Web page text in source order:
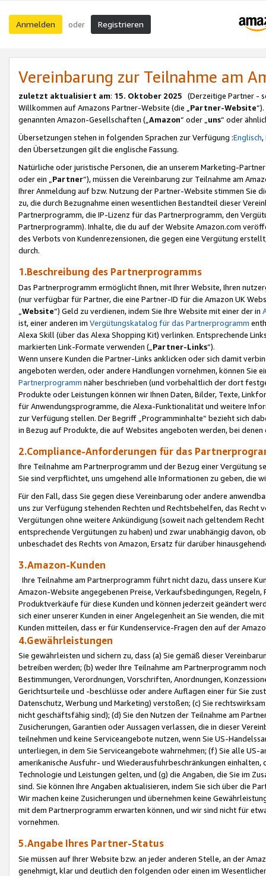
Anmelden oder Registrieren
Vereinbarung zur Teilnahme am
zuletzt aktualisiert am: 15. Oktober 2025 (Derzeitige Partner -
Willkommen auf Amazons Partner-Website (die „Partner-Website
genannten Amazon-Gesellschaften („Amazon“ oder „uns“ oder
Übersetzungen stehen in folgenden Sprachen zur Verfügung :Englisch,
den Übersetzungen gilt die englische Fassung.
Natürliche oder juristische Personen, die an unserem Marketing-
oder ein „Partner“), müssen die Vereinbarung zur Teilnahme am
Ihrer Anmeldung auf bzw. Nutzung der Partner-Website stimmen Sie
zu, die durch Bezugnahme einen wesentlichen Bestandteil dieser
Partnerprogramm, die IP-Lizenz für das Partnerprogramm, den
Partnerprogramm). Inhalte, die du auf der Website Amazon.com
des Verbots von Kundenrezensionen, die gegen eine Vergütung
durch.
1.Beschreibung des Partnerprogramms
Das Partnerprogramm ermöglicht Ihnen, mit Ihrer Website, Ihren
(nur verfügbar für Partner, die eine Partner-ID für die Amazon UK
Website“) Geld zu verdienen, indem Sie Ihre Website mit einer der in
ist, einer anderen im Vergütungskatalog für das Partnerprogramm
Alexa Skill (über das Alexa Shopping Kit) verlinken. Entsprechende
markierten Link-Formate verwenden („ Partner-Links“).
Wenn unsere Kunden die Partner-Links anklicken oder sich damit
angeboten werden, oder andere Handlungen vornehmen, können Sie
Partnerprogramm näher beschrieben (und vorbehaltlich der dort
Produkte oder Leistungen können wir Ihnen Daten, Bilder, Texte,
für Anwendungsprogramme, die Alexa-Funktionalität und weitere
zur Verfügung stellen. Der Begriff „Programminhalte“ bezieht sich
in Bezug auf Produkte, die auf Websites angeboten werden, bei
2.Compliance-Anforderungen für das
Ihre Teilnahme am Partnerprogramm und der Bezug einer Vergütung
Sie sind verpflichtet, uns umgehend alle Informationen zu geben, die
Für den Fall, dass Sie gegen diese Vereinbarung oder andere
uns zur Verfügung stehenden Rechten und Rechtsbehelfen, das
Vergütungen ohne weitere Ankündigung (soweit nach geltendem
entsprechende Vergütungen zu haben) und zwar unabhängig davon,
unbeschadet des Rechts von Amazon, Ersatz für darüber
3.Amazon-Kunden
Ihre Teilnahme am Partnerprogramm führt nicht dazu, dass unsere
Amazon-Website angegebenen Preise, Verkaufsbedingungen,
Produktverkäufe für diese Kunden und können jederzeit geändert
sich einer unserer Kunden in einer Angelegenheit an Sie wenden, die
Kunden mitteilen, dass er für Kundenservice-Fragen den auf der
4.Gewährleistungen
Sie gewährleisten und sichern zu, dass (a) Sie gemäß dieser
betreiben werden; (b) weder Ihre Teilnahme am Partnerprogramm
Bestimmungen, Verordnungen, Vorschriften, Anordnungen,
Gerichtsurteile und -beschlüsse oder andere Auflagen einer für Sie
Datenschutz, Werbung und Marketing) verstoßen; (c) Sie
nicht geschäftsfähig sind); (d) Sie den Nutzen der Teilnahme am
Zusicherungen, Garantien oder Aussagen verlassen, die in dieser
teilnehmen und keine Serviceangebote nutzen, wenn Sie US-
unterliegen, in dem Sie Serviceangebote wahrnehmen; (f) Sie alle
amerikanische Ausfuhr- und Wiederausfuhrbeschränkungen
Technologie und Leistungen gelten, und (g) die Angaben, die Sie im
sind. Sie können Ihre Angaben aktualisieren, indem Sie sich über die
Wir machen keine Zusicherungen und übernehmen keine
mit dem Partnerprogramm erwarten können, und wir sind nicht für
vornehmen.
5.Angabe Ihres Partner-Status
Sie müssen auf Ihrer Website bzw. an jeder anderen Stelle, an der
genehmigt, klar und deutlich den folgenden oder einen im